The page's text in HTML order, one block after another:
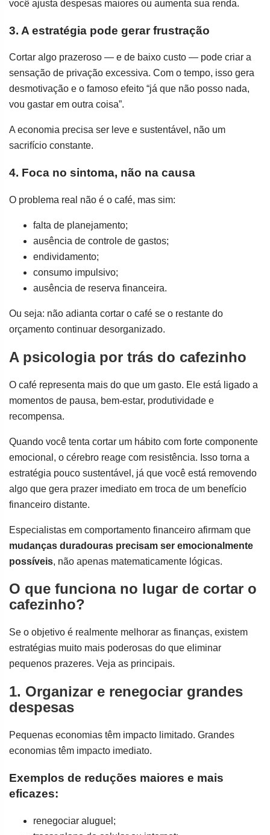
você ajusta despesas maiores ou aumenta sua renda.
3. A estratégia pode gerar frustração
Cortar algo prazeroso — e de baixo custo — pode criar a
sensação de privação excessiva. Com o tempo, isso gera
desmotivação e o famoso efeito “já que não posso nada,
vou gastar em outra coisa”.
A economia precisa ser leve e sustentável, não um
sacrifício constante.
4. Foca no sintoma, não na causa
O problema real não é o café, mas sim:
falta de planejamento;
ausência de controle de gastos;
endividamento;
consumo impulsivo;
ausência de reserva financeira.
Ou seja: não adianta cortar o café se o restante do
orçamento continuar desorganizado.
A psicologia por trás do cafezinho
O café representa mais do que um gasto. Ele está ligado a
momentos de pausa, bem-estar, produtividade e
recompensa.
Quando você tenta cortar um hábito com forte componente
emocional, o cérebro reage com resistência. Isso torna a
estratégia pouco sustentável, já que você está removendo
algo que gera prazer imediato em troca de um benefício
financeiro distante.
Especialistas em comportamento financeiro afirmam que
mudanças duradouras precisam ser emocionalmente
possíveis, não apenas matematicamente lógicas.
O que funciona no lugar de cortar o
cafezinho?
Se o objetivo é realmente melhorar as finanças, existem
estratégias muito mais poderosas do que eliminar
pequenos prazeres. Veja as principais.
1. Organizar e renegociar grandes
despesas
Pequenas economias têm impacto limitado. Grandes
economias têm impacto imediato.
Exemplos de reduções maiores e mais
eficazes:
renegociar aluguel;